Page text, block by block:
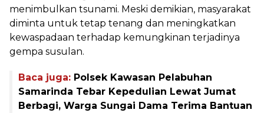
menimbulkan tsunami. Meski demikian, masyarakat
diminta untuk tetap tenang dan meningkatkan
kewaspadaan terhadap kemungkinan terjadinya
gempa susulan.
Baca juga: Polsek Kawasan Pelabuhan
Samarinda Tebar Kepedulian Lewat Jumat
Berbagi, Warga Sungai Dama Terima Bantuan